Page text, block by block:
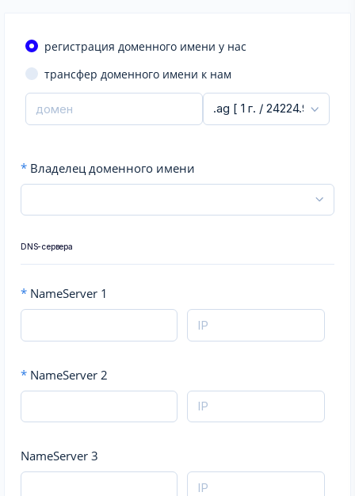
регистрация доменного имени у нас
трансфер доменного имени к нам
* Владелец доменного имени
DNS-сервера
* NameServer 1
* NameServer 2
NameServer 3